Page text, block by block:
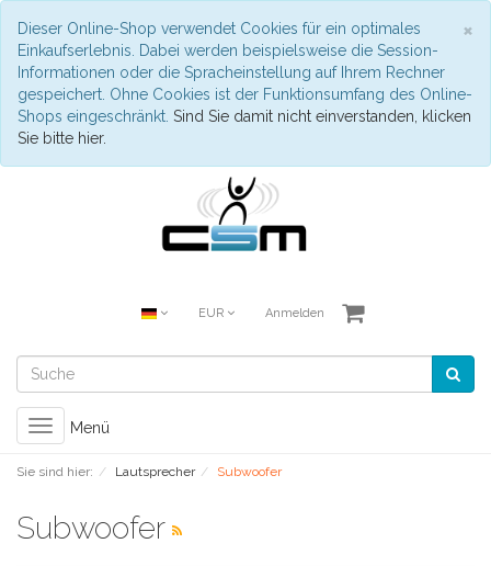
×
Dieser Online-Shop verwendet Cookies für ein optimales
Einkaufserlebnis. Dabei werden beispielsweise die Session-
Informationen oder die Spracheinstellung auf Ihrem Rechner
gespeichert. Ohne Cookies ist der Funktionsumfang des Online-
Shops eingeschränkt. Sind Sie damit nicht einverstanden, klicken
Sie bitte hier.
EUR Anmelden
Toggle
navigation
Menü
Sie sind hier: Lautsprecher Subwoofer
Subwoofer